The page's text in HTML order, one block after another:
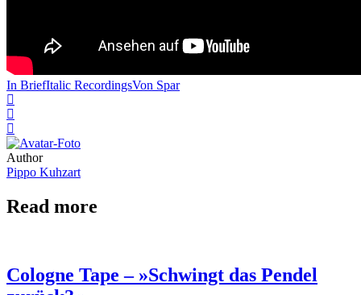
In BriefItalic RecordingsVon Spar
Author
Pippo Kuhzart
Read more
Cologne Tape – »Schwingt das Pendel